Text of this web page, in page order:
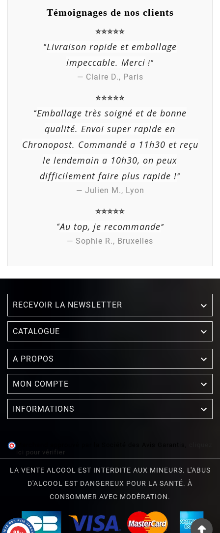
Témoignages de nos clients
⭐⭐⭐⭐⭐
“Livraison rapide et emballage
impeccable. Merci !”
— Claire D., Paris
⭐⭐⭐⭐⭐
“Emballage très soigné et de bonne
qualité. Envoi super rapide en
Chronopost. Commandé a 11h30 et reçu
le lendemain a 10h30, on peux
difficilement faire plus rapide !”
— Julien M., Lyon
⭐⭐⭐⭐⭐
“Au top, je recommande”
— Sophie R., Bruxelles
RECEVOIR LA NEWSLETTER 
CATALOGUE 
A PROPOS 
MON COMPTE 
INFORMATIONS 
ici pour vérifier
LA VENTE ALCOOL EST INTERDITE AUX MINEURS. L'ABUS
D'ALCOOL EST DANGEREUX POUR LA SANTÉ. À
CONSOMMER AVEC MODÉRATION.